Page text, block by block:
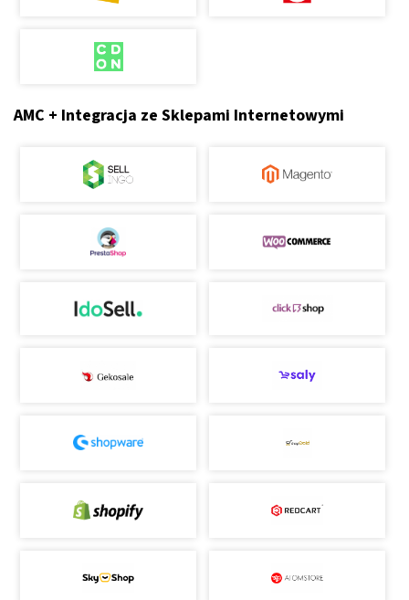
AMC + Integracja ze Sklepami Internetowymi